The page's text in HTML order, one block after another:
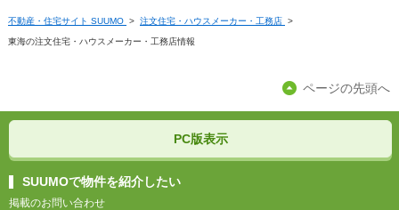
不動産・住宅サイト SUUMO > 注文住宅・ハウスメーカー・工務店 >
東海の注文住宅・ハウスメーカー・工務店情報
ページの先頭へ
PC版表示
SUUMOで物件を紹介したい
掲載のお問い合わせ